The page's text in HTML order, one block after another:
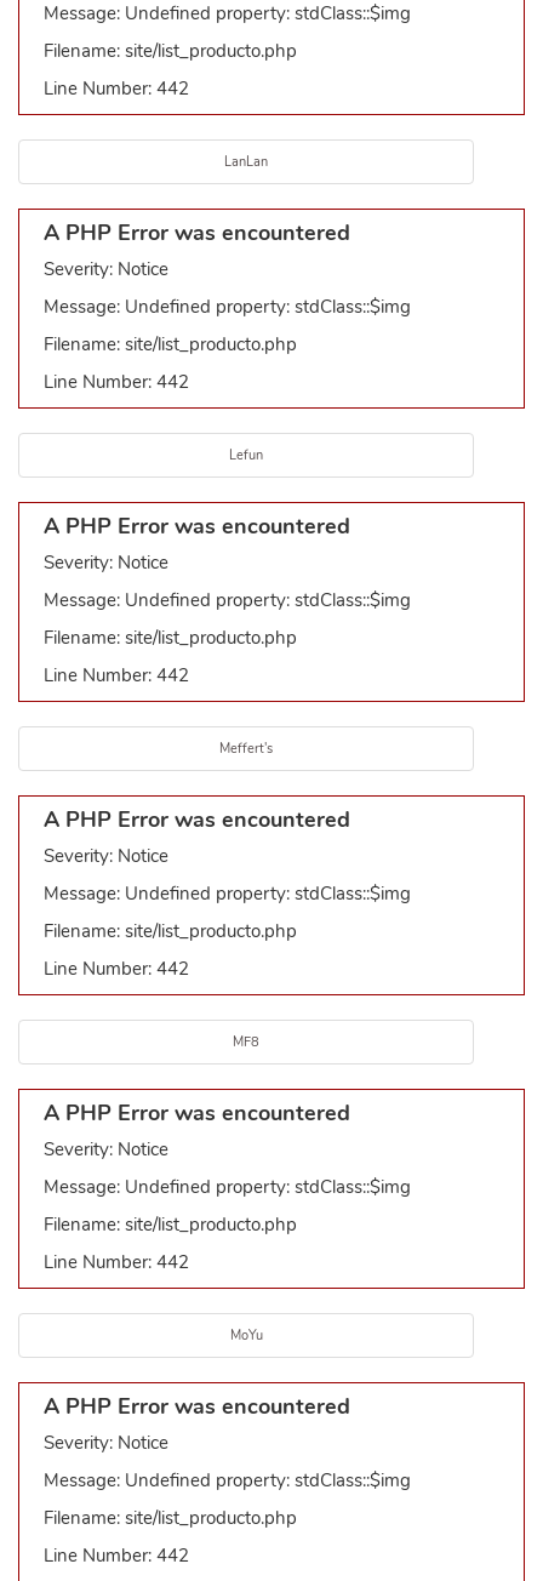
Message: Undefined property: stdClass::$img
Filename: site/list_producto.php
Line Number: 442
LanLan
A PHP Error was encountered
Severity: Notice
Message: Undefined property: stdClass::$img
Filename: site/list_producto.php
Line Number: 442
Lefun
A PHP Error was encountered
Severity: Notice
Message: Undefined property: stdClass::$img
Filename: site/list_producto.php
Line Number: 442
Meffert's
A PHP Error was encountered
Severity: Notice
Message: Undefined property: stdClass::$img
Filename: site/list_producto.php
Line Number: 442
MF8
A PHP Error was encountered
Severity: Notice
Message: Undefined property: stdClass::$img
Filename: site/list_producto.php
Line Number: 442
MoYu
A PHP Error was encountered
Severity: Notice
Message: Undefined property: stdClass::$img
Filename: site/list_producto.php
Line Number: 442